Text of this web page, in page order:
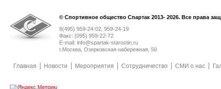
© Спортивное общество Спартак 2013- 2026. Все права
8(495) 959-24-02, 959-24-19
Факс: (095) 959-22-72
E-mail: info@spartak-starostin.ru
г.Москва, Озерковская набережная, 50
Главная Новости Мероприятия Сотрудничество СМИ о нас